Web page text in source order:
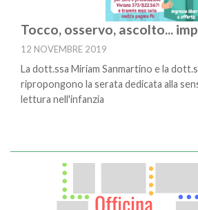
Tocco, osservo, ascolto...
12 NOVEMBRE 2019
La dott.ssa Miriam Sanmartino e la
ripropongono la serata dedicata alla
lettura nell'infanzia